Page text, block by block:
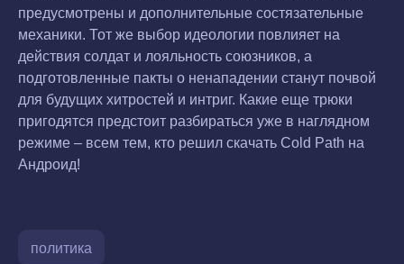
предусмотрены и дополнительные состязательные
механики. Тот же выбор идеологии повлияет на
действия солдат и лояльность союзников, а
подготовленные пакты о ненападении станут почвой
для будущих хитростей и интриг. Какие еще трюки
пригодятся предстоит разбираться уже в наглядном
режиме – всем тем, кто решил скачать Cold Path на
Андроид!
политика